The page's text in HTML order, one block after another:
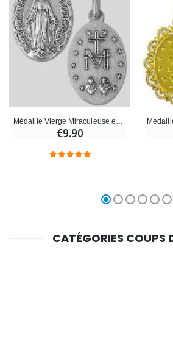
€9.90
CATÉGORIES COUPS